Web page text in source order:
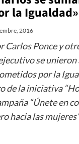
la Igualdad»
2016
Carlos Ponce y
se unieron
por la
de la iniciativa
“Únete en
hacia las